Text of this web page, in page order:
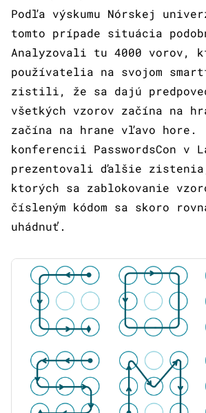
Podľa výskumu Nórskej
tomto prípade situácia
Analyzovali tu 4000 vorov,
používatelia na svojom
zistili, že sa dajú
všetkých vzorov začína na
začína na hrane vľavo hore.
konferencii PasswordsCon v
prezentovali ďalšie
ktorých sa zablokovanie
čísleným kódom sa skoro
uhádnuť.